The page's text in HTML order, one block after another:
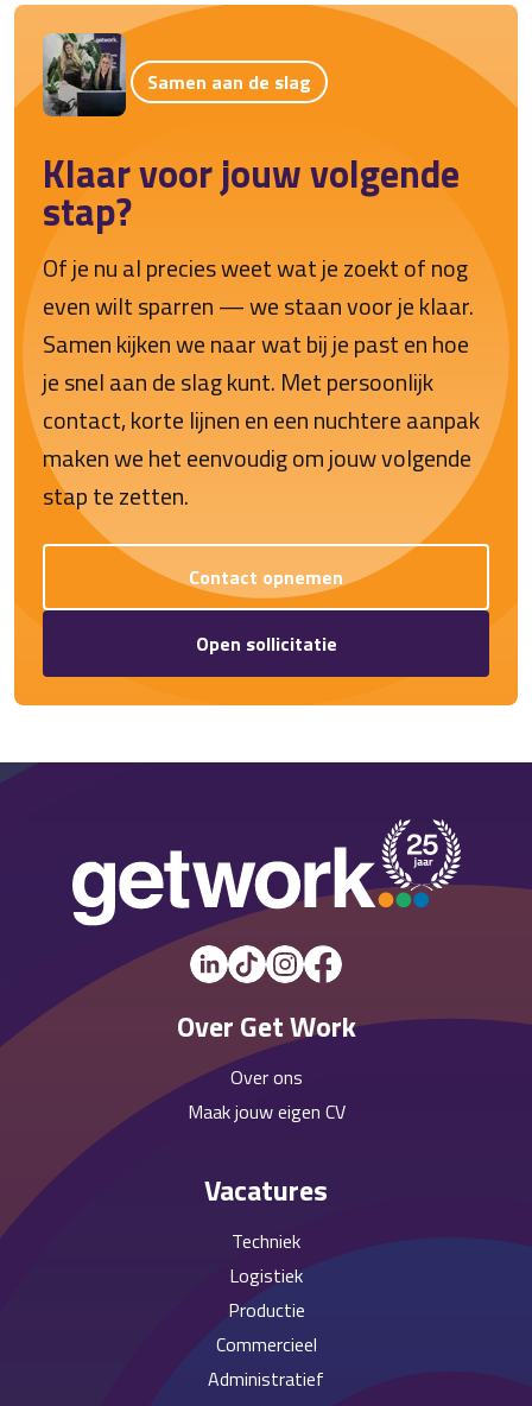
Samen aan de slag
Klaar voor jouw volgende
stap?
Of je nu al precies weet wat je zoekt of nog
even wilt sparren — we staan voor je klaar.
Samen kijken we naar wat bij je past en hoe
je snel aan de slag kunt. Met persoonlijk
contact, korte lijnen en een nuchtere aanpak
maken we het eenvoudig om jouw volgende
stap te zetten.
Contact opnemen
Open sollicitatie
Over Get Work
Over ons
Maak jouw eigen CV
Vacatures
Techniek
Logistiek
Productie
Commercieel
Administratief